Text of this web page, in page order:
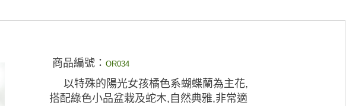
商品編號：OR034
以特殊的陽光女孩橘色系蝴蝶蘭為主花,
搭配綠色小品盆栽及蛇木,自然典雅,非常適